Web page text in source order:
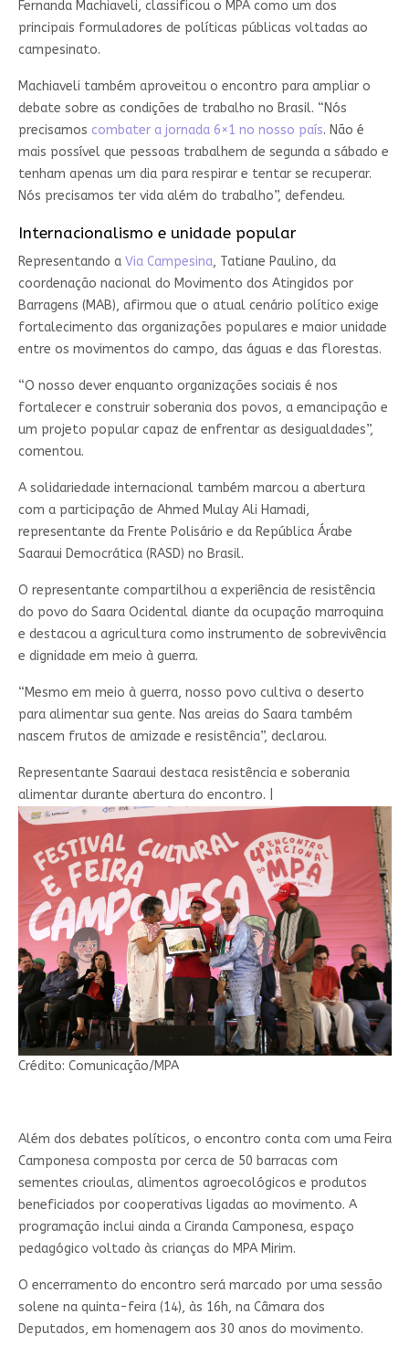
Fernanda Machiaveli, classificou o MPA como um dos
principais formuladores de políticas públicas voltadas ao
campesinato.
Machiaveli também aproveitou o encontro para ampliar o
debate sobre as condições de trabalho no Brasil. “Nós
precisamos combater a jornada 6×1 no nosso país. Não é
mais possível que pessoas trabalhem de segunda a sábado e
tenham apenas um dia para respirar e tentar se recuperar.
Nós precisamos ter vida além do trabalho”, defendeu.
Internacionalismo e unidade popular
Representando a Via Campesina, Tatiane Paulino, da
coordenação nacional do Movimento dos Atingidos por
Barragens (MAB), afirmou que o atual cenário político exige
fortalecimento das organizações populares e maior unidade
entre os movimentos do campo, das águas e das florestas.
“O nosso dever enquanto organizações sociais é nos
fortalecer e construir soberania dos povos, a emancipação e
um projeto popular capaz de enfrentar as desigualdades”,
comentou.
A solidariedade internacional também marcou a abertura
com a participação de Ahmed Mulay Ali Hamadi,
representante da Frente Polisário e da República Árabe
Saaraui Democrática (RASD) no Brasil.
O representante compartilhou a experiência de resistência
do povo do Saara Ocidental diante da ocupação marroquina
e destacou a agricultura como instrumento de sobrevivência
e dignidade em meio à guerra.
“Mesmo em meio à guerra, nosso povo cultiva o deserto
para alimentar sua gente. Nas areias do Saara também
nascem frutos de amizade e resistência”, declarou.
Representante Saaraui destaca resistência e soberania
alimentar durante abertura do encontro.
Crédito: Comunicação/MPA
Além dos debates políticos, o encontro conta com uma Feira
Camponesa composta por cerca de 50 barracas com
sementes crioulas, alimentos agroecológicos e produtos
beneficiados por cooperativas ligadas ao movimento. A
programação inclui ainda a Ciranda Camponesa, espaço
pedagógico voltado às crianças do MPA Mirim.
O encerramento do encontro será marcado por uma sessão
solene na quinta-feira (14), às 16h, na Câmara dos
Deputados, em homenagem aos 30 anos do movimento.